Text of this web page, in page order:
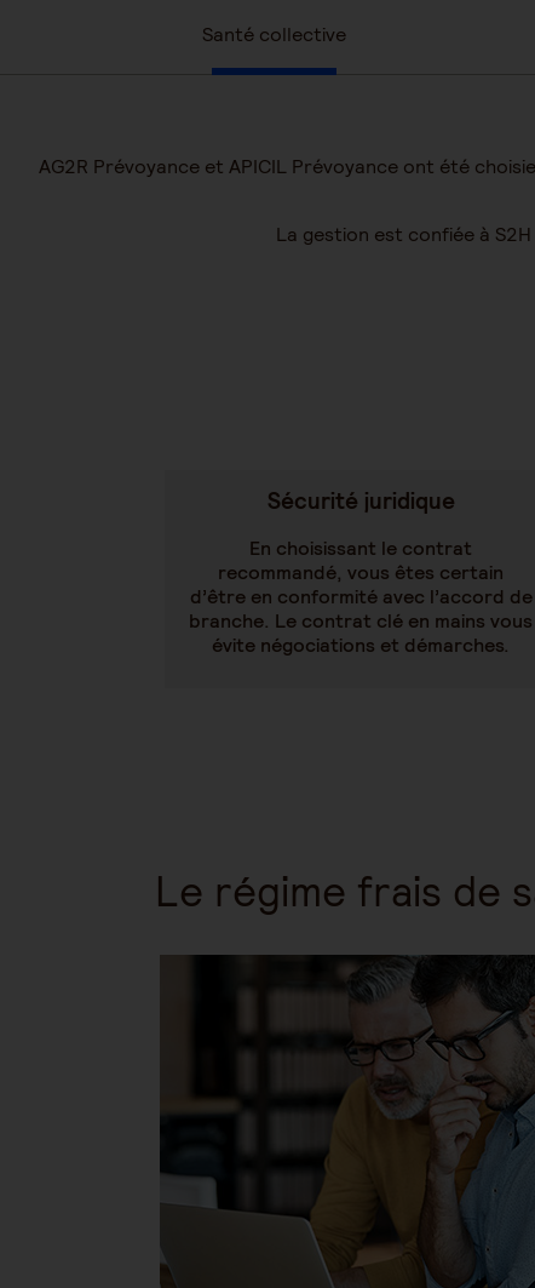
Santé collective
AG2R Prévoyance et APICIL Prévoyance ont été
La gestion est confiée à
Sécurité juridique
En choisissant le contrat
recommandé, vous êtes certain
d’être en conformité avec l’accord de
branche. Le contrat clé en mains vous
évite négociations et démarches.
Le régime frais de